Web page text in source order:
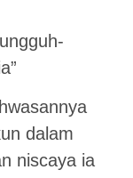
dalam
niscaya ia